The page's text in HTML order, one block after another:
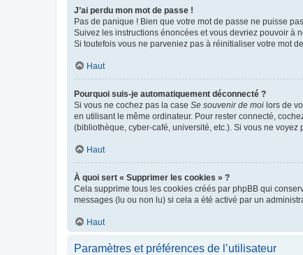
J’ai perdu mon mot de passe !
Pas de panique ! Bien que votre mot de passe ne puisse
Suivez les instructions énoncées et vous devriez pouvoir à
Si toutefois vous ne parveniez pas à réinitialiser votre mot
Haut
Pourquoi suis-je automatiquement déconnecté ?
Si vous ne cochez pas la case Se souvenir de moi lors de
en utilisant le même ordinateur. Pour rester connecté,
(bibliothèque, cyber-café, université, etc.). Si vous ne voyez
Haut
À quoi sert « Supprimer les cookies » ?
Cela supprime tous les cookies créés par phpBB qui
messages (lu ou non lu) si cela a été activé par un
Haut
Paramètres et préférences de l’utilisateur